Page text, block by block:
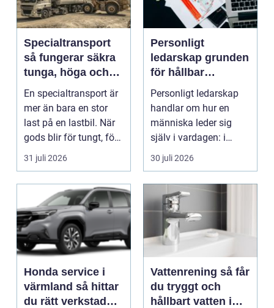
Specialtransport
så fungerar säkra
tunga, höga och
breda transporter
En specialtransport är
mer än bara en stor
last på en lastbil. När
gods blir för tungt, för
högt ell...
31 juli 2026
Personligt
ledarskap grunden
för hållbar
utveckling och
verklig förändring
Personligt ledarskap
handlar om hur en
människa leder sig
själv i vardagen: i
beslut, relationer, ko...
30 juli 2026
Honda service i
värmland så hittar
du rätt verkstad
Vattenrening så får
du tryggt och
hållbart vatten i